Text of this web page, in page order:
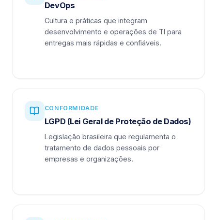
DevOps
Cultura e práticas que integram
desenvolvimento e operações de TI para
entregas mais rápidas e confiáveis.
CONFORMIDADE
LGPD (Lei Geral de Proteção de Dados)
Legislação brasileira que regulamenta o
tratamento de dados pessoais por
empresas e organizações.